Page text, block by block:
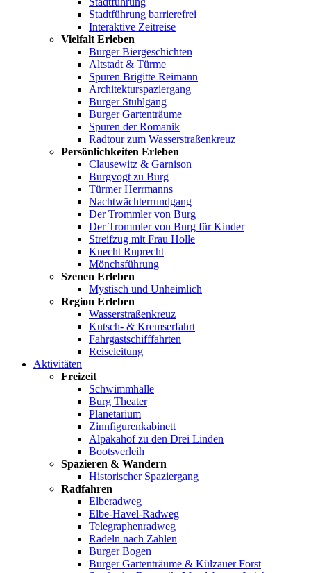
Stadtführung barrierefrei
Interaktive Zeitreise
Vielfalt Erleben
Burger Biergeschichten
Altstadt & Türme
Spuren Brigitte Reimann
Architekturspaziergang
Burger Stuhlgang
Burger Gartenträume
Spuren der Romanik
Radtour zum Wasserstraßenkreuz
Persönlichkeiten Erleben
Clausewitz & Garnison
Burgvogt zu Burg
Türmer Herrmanns
Nachtwächterrundgang
Der Trommler von Burg
Der Trommler von Burg für Kinder
Streifzug mit Frau Holle
Knecht Ruprecht
Mönchsführung
Szenen Erleben
Mystisch und Unheimlich
Region Erleben
Wasserstraßenkreuz
Kutsch- & Kremserfahrt
Fahrgastschifffahrten
Reiseleitung
Aktivitäten
Freizeit
Schwimmhalle
Burg Theater
Planetarium
Zinnfigurenkabinett
Alpakahof zu den Drei Linden
Bootsverleih
Spazieren & Wandern
Historischer Spaziergang
Radfahren
Elberadweg
Elbe-Havel-Radweg
Telegraphenradweg
Radeln nach Zahlen
Burger Bogen
Burger Gartenträume & Külzauer Forst